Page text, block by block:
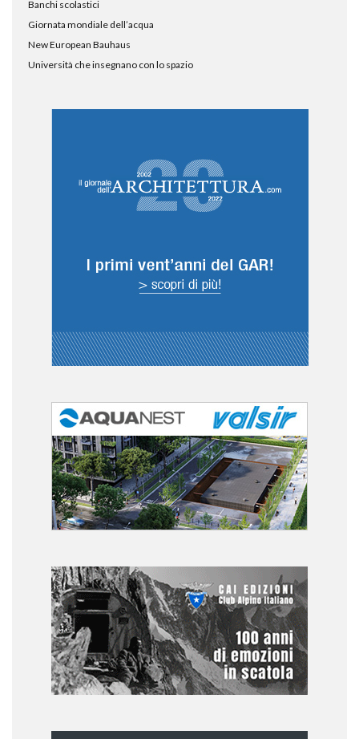
Banchi scolastici
Giornata mondiale dell’acqua
New European Bauhaus
Università che insegnano con lo spazio